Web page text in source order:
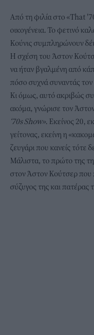
Από τη φιλία στο «That
οικογένεια. Το φετινό
Κούνις συμπληρώνουν
Η σχέση του Άστον
να ήταν βγαλμένη από
πόσο συχνά συναντάς
Κι όμως, αυτό ακριβώς
ακόμα, γνώρισε τον
‘70s Show». Εκείνος 20,
γείτονας, εκείνη η
ζευγάρι που κανείς τότε
Μάλιστα, το πρώτο της
στον Άστον Κούτσερ που
σύζυγος της και πατέρας